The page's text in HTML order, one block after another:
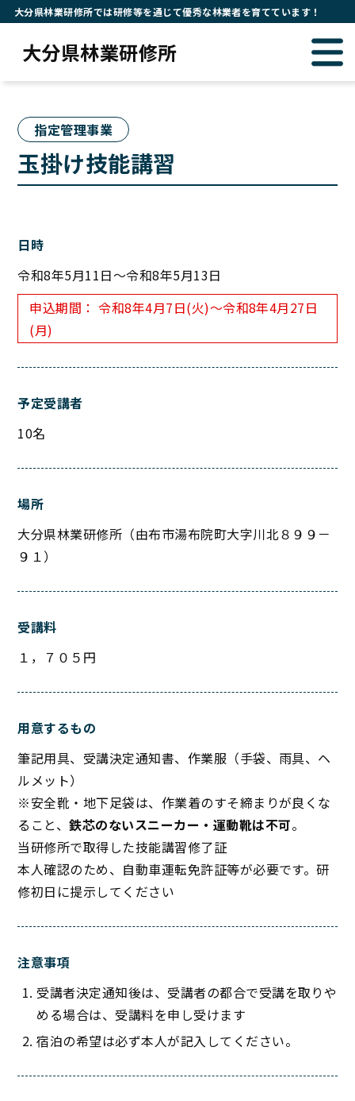
大分県林業研修所では研修等を通じて優秀な林業者を育てています！
大分県林業研修所
指定管理事業
玉掛け技能講習
日時
令和8年5月11日～令和8年5月13日
申込期間： 令和8年4月7日(火)〜令和8年4月27日
(月)
予定受講者
10名
場所
大分県林業研修所（由布市湯布院町大字川北８９９－
９１）
受講料
１，７０５円
用意するもの
筆記用具、受講決定通知書、作業服（手袋、雨具、ヘ
ルメット）
※安全靴・地下足袋は、作業着のすそ締まりが良くな
ること、鉄芯のないスニーカー・運動靴は不可。
当研修所で取得した技能講習修了証
本人確認のため、自動車運転免許証等が必要です。研
修初日に提示してください
注意事項
受講者決定通知後は、受講者の都合で受講を取りや
める場合は、受講料を申し受けます
宿泊の希望は必ず本人が記入してください。